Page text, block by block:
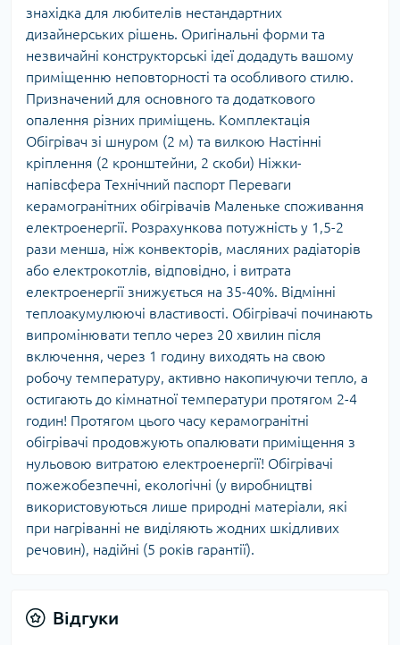
знахідка для любителів нестандартних
дизайнерських рішень. Оригінальні форми та
незвичайні конструкторські ідеї додадуть вашому
приміщенню неповторності та особливого стилю.
Призначений для основного та додаткового
опалення різних приміщень. Комплектація
Обігрівач зі шнуром (2 м) та вилкою Настінні
кріплення (2 кронштейни, 2 скоби) Ніжки-
напівсфера Технічний паспорт Переваги
керамогранітних обігрівачів Маленьке споживання
електроенергії. Розрахункова потужність у 1,5-2
рази менша, ніж конвекторів, масляних радіаторів
або електрокотлів, відповідно, і витрата
електроенергії знижується на 35-40%. Відмінні
теплоакумулюючі властивості. Обігрівачі починають
випромінювати тепло через 20 хвилин після
включення, через 1 годину виходять на свою
робочу температуру, активно накопичуючи тепло, а
остигають до кімнатної температури протягом 2-4
годин! Протягом цього часу керамогранітні
обігрівачі продовжують опалювати приміщення з
нульовою витратою електроенергії! Обігрівачі
пожежобезпечні, екологічні (у виробництві
використовуються лише природні матеріали, які
при нагріванні не виділяють жодних шкідливих
речовин), надійні (5 років гарантії).
Відгуки